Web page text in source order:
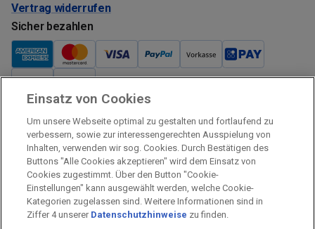
Vertrag widerrufen
Sicher bezahlen
Verkauf und Versand
Kostenloser Versand:
Verkauf und Versand durch:
Verkauf Gutscheine durch:
Sicher einkaufen
Einsatz von Cookies
Um unsere Webseite optimal zu gestalten und fortlaufend zu
verbessern, sowie zur interessengerechten Ausspielung von
Inhalten, verwenden wir sog. Cookies. Durch Bestätigen des
Buttons "Alle Cookies akzeptieren" wird dem Einsatz von
Cookies zugestimmt. Über den Button "Cookie-
Einstellungen" kann ausgewählt werden, welche Cookie-
Kategorien zugelassen sind. Weitere Informationen sind in
Ziffer 4 unserer Datenschutzhinweise zu finden.